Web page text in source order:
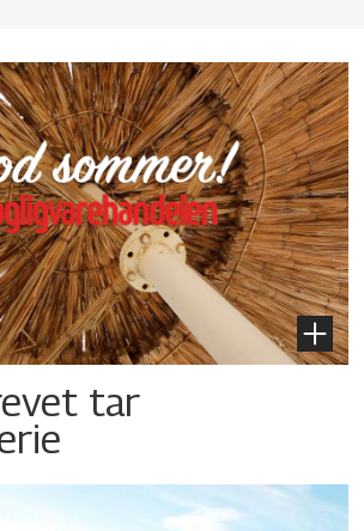
tar